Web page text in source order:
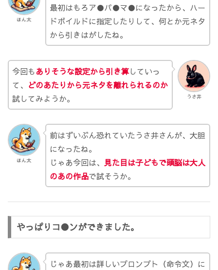
ほん太
最初はもろア●パ●マ●になったから、ハー
ドボイルドに指定したりして、何とか元ネタ
から引きはがしたね。
うさ井
今回も ありそうな設定から引き算していっ
て、 どのあたりから元ネタを離れられるのか
試してみようか。
ほん太
前はずいぶん恐れていたうさ井さんが、大胆
になったね。
じゃあ今回は、 見た目は子どもで頭脳は大人
のあの作品で試そうか。
やっぱりコ●ンができました。
じゃあ最初は詳しいプロンプト（命令文）に